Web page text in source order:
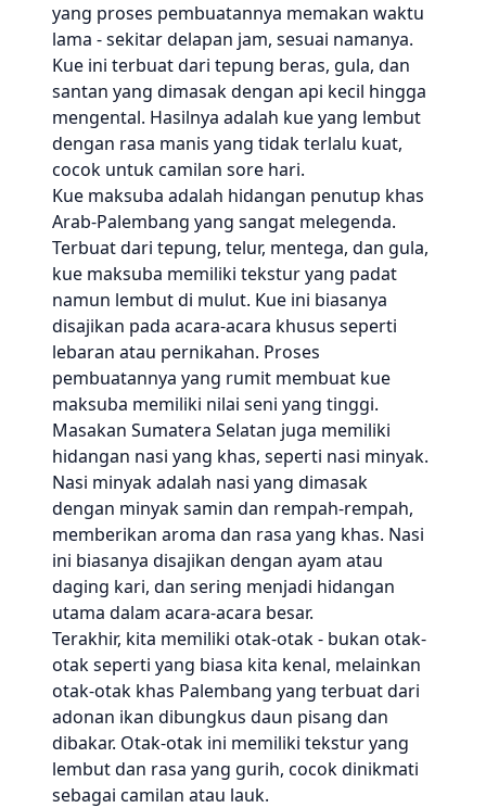
yang proses pembuatannya memakan waktu
lama - sekitar delapan jam, sesuai namanya.
Kue ini terbuat dari tepung beras, gula, dan
santan yang dimasak dengan api kecil hingga
mengental. Hasilnya adalah kue yang lembut
dengan rasa manis yang tidak terlalu kuat,
cocok untuk camilan sore hari.
Kue maksuba adalah hidangan penutup khas
Arab-Palembang yang sangat melegenda.
Terbuat dari tepung, telur, mentega, dan gula,
kue maksuba memiliki tekstur yang padat
namun lembut di mulut. Kue ini biasanya
disajikan pada acara-acara khusus seperti
lebaran atau pernikahan. Proses
pembuatannya yang rumit membuat kue
maksuba memiliki nilai seni yang tinggi.
Masakan Sumatera Selatan juga memiliki
hidangan nasi yang khas, seperti nasi minyak.
Nasi minyak adalah nasi yang dimasak
dengan minyak samin dan rempah-rempah,
memberikan aroma dan rasa yang khas. Nasi
ini biasanya disajikan dengan ayam atau
daging kari, dan sering menjadi hidangan
utama dalam acara-acara besar.
Terakhir, kita memiliki otak-otak - bukan otak-
otak seperti yang biasa kita kenal, melainkan
otak-otak khas Palembang yang terbuat dari
adonan ikan dibungkus daun pisang dan
dibakar. Otak-otak ini memiliki tekstur yang
lembut dan rasa yang gurih, cocok dinikmati
sebagai camilan atau lauk.